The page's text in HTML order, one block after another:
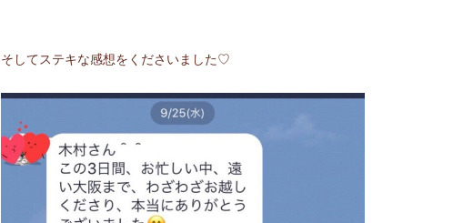
そしてステキな感想をくださいました♡